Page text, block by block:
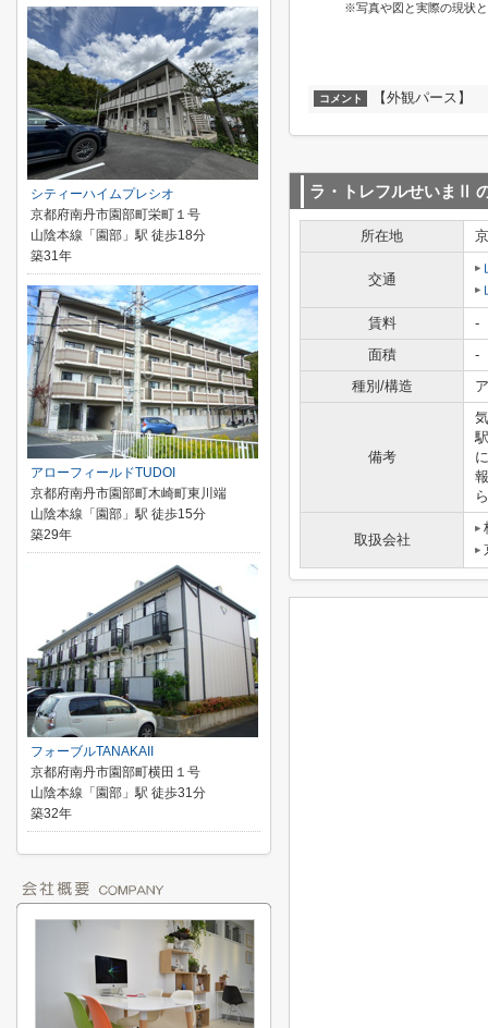
※写真や図と実際の現状
コメント 【外観パース】
ラ・トレフルせいまⅡ
所在地
交通
賃料
-
面積
-
種別/構造
備考
取扱会社
シティーハイムプレシオ
京都府南丹市園部町栄町１号
山陰本線「園部」駅 徒歩18分
築31年
アローフィールドTUDOI
京都府南丹市園部町木崎町東川端
山陰本線「園部」駅 徒歩15分
築29年
フォーブルTANAKAII
京都府南丹市園部町横田１号
山陰本線「園部」駅 徒歩31分
築32年